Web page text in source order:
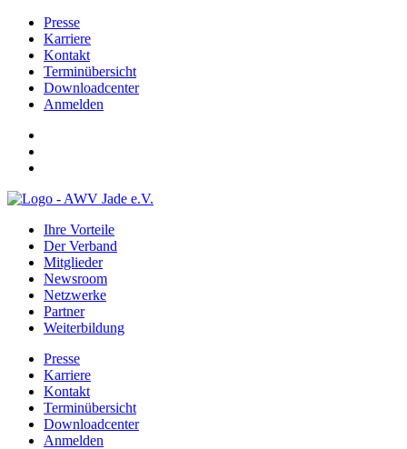
Presse
Karriere
Kontakt
Terminübersicht
Downloadcenter
Anmelden
Ihre Vorteile
Der Verband
Mitglieder
Newsroom
Netzwerke
Partner
Weiterbildung
Presse
Karriere
Kontakt
Terminübersicht
Downloadcenter
Anmelden